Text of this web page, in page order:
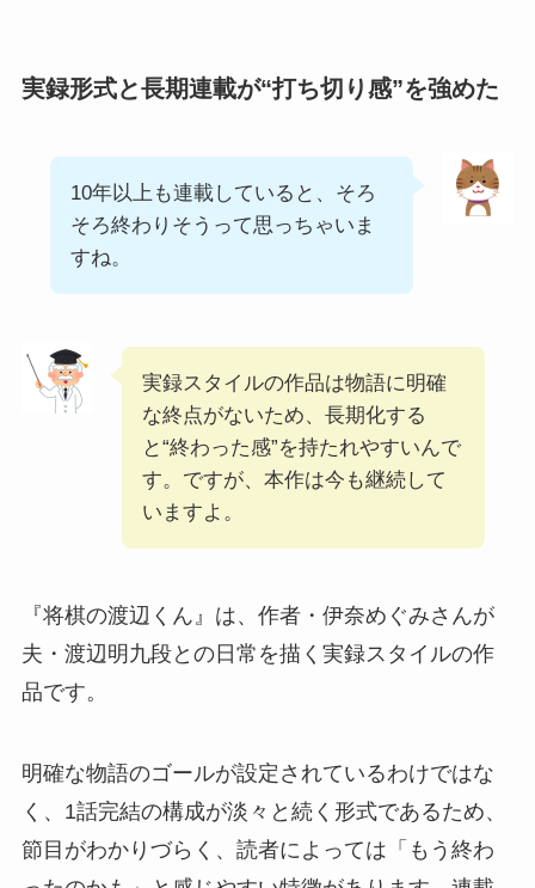
実録形式と長期連載が“打ち切り感”を強めた
10年以上も連載していると、そろ
そろ終わりそうって思っちゃいま
すね。
実録スタイルの作品は物語に明確
な終点がないため、長期化する
と“終わった感”を持たれやすいんで
す。ですが、本作は今も継続して
いますよ。
『将棋の渡辺くん』は、作者・伊奈めぐみさんが
夫・渡辺明九段との日常を描く実録スタイルの作
品です。
明確な物語のゴールが設定されているわけではな
く、1話完結の構成が淡々と続く形式であるため、
節目がわかりづらく、読者によっては「もう終わ